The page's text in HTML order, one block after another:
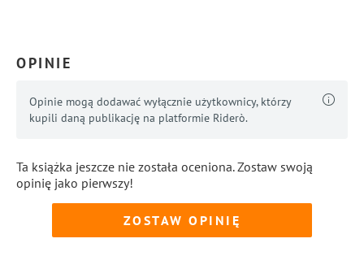
OPINIE
Opinie mogą dodawać wyłącznie użytkownicy, którzy
kupili daną publikację na platformie Riderò.
Ta książka jeszcze nie została oceniona. Zostaw swoją
opinię jako pierwszy!
ZOSTAW OPINIĘ